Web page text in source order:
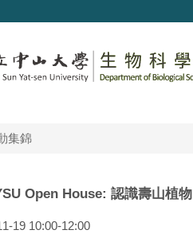
集錦
Open House: 認識壽山植物
19 10:00-12:00